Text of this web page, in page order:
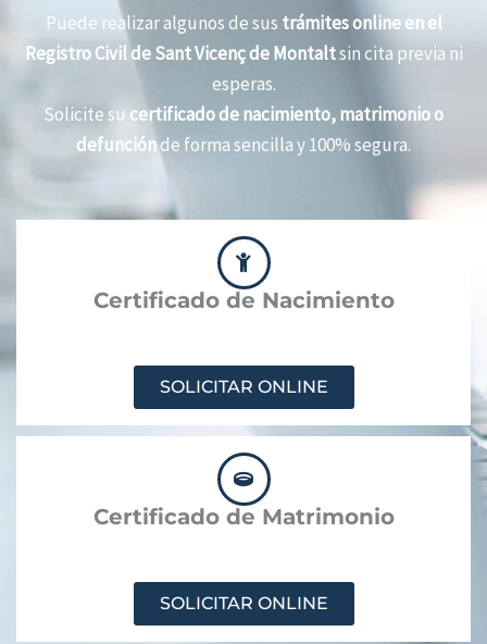
Puede realizar algunos de sus trámites online en el
Registro Civil de Sant Vicenç de Montaltsin cita previa ni
esperas.
Solicite su certificado de nacimiento, matrimonio o
defunciónde forma sencilla y 100% segura.
Certificado de Nacimiento
SOLICITAR ONLINE
Certificado de Matrimonio
SOLICITAR ONLINE